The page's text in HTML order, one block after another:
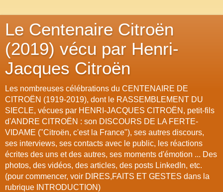
Le Centenaire Citroën
(2019) vécu par Henri-
Jacques Citroën
Les nombreuses célébrations du CENTENAIRE DE
CITROËN (1919-2019), dont le RASSEMBLEMENT DU
SIECLE, vécues par HENRI-JACQUES CITROËN, petit-fils
d'ANDRE CITROËN : son DISCOURS DE LA FERTE-
VIDAME ("Citroën, c'est la France"), ses autres discours,
ses interviews, ses contacts avec le public, les réactions
écrites des uns et des autres, ses moments d'émotion ... Des
photos, des vidéos, des articles, des posts LinkedIn, etc.
(pour commencer, voir DIRES,FAITS ET GESTES dans la
rubrique INTRODUCTION)